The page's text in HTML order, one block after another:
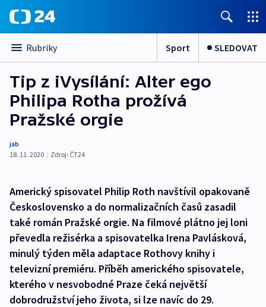
Rubriky Sport SLEDOVAT
Tip z iVysílání: Alter ego
Philipa Rotha prožívá
Pražské orgie
jab
18. 11. 2020 | Zdroj: ČT24
Americký spisovatel Philip Roth navštívil opakovaně
Československo a do normalizačních časů zasadil
také román Pražské orgie. Na filmové plátno jej loni
převedla režisérka a spisovatelka Irena Pavlásková,
minulý týden měla adaptace Rothovy knihy i
televizní premiéru. Příběh amerického spisovatele,
kterého v nesvobodné Praze čeká největší
dobrodružství jeho života, si lze navíc do 29.